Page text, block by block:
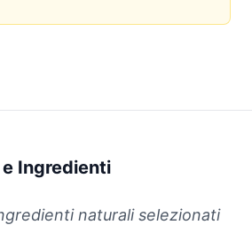
Ingredienti
naturali selezionati